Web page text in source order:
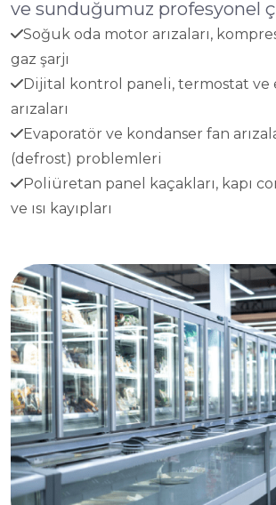
ve sunduğumuz profesyonel
Soğuk oda motor arızaları,
gaz şarjı
Dijital kontrol paneli, termostat
arızaları
Evaporatör ve kondanser fan
(defrost) problemleri
Poliüretan panel kaçakları, kapı
ve ısı kayıpları